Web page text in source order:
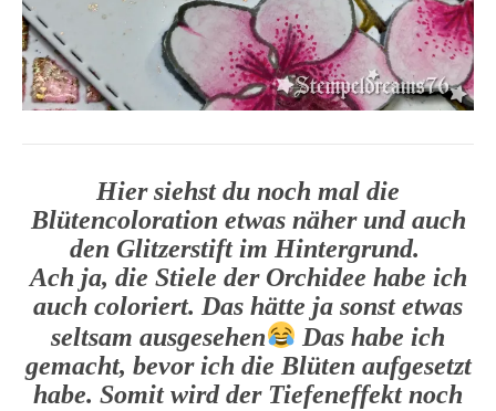
Hier siehst du noch mal die
Blütencoloration etwas näher und auch
den Glitzerstift im Hintergrund.
Ach ja, die Stiele der Orchidee habe ich
auch coloriert. Das hätte ja sonst etwas
seltsam ausgesehen
Das habe ich
gemacht, bevor ich die Blüten aufgesetzt
habe. Somit wird der Tiefeneffekt noch